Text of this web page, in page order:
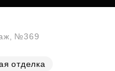
№369
отделка